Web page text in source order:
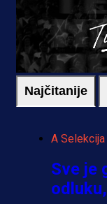
Najčitanije
A Selekcija
Sve je